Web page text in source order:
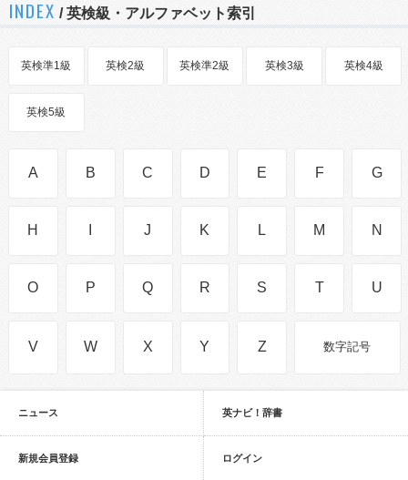
INDEX / 英検級・アルファベット索引
英検準1級 英検2級 英検準2級 英検3級 英検4級
英検5級
A B C D E F G
H J K L M N
O P Q R S T U
V W X Y Z 数字記号
ニュース 英ナビ！辞書
新規会員登録 ログイン